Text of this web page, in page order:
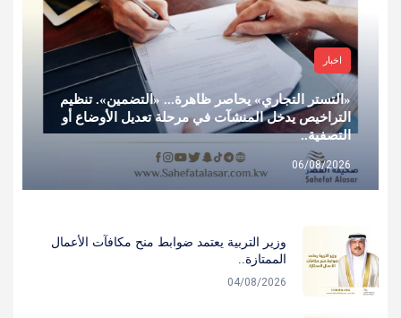
اخبار
«التستر التجاري» يحاصر ظاهرة... «التضمين». تنظيم
التراخيص يدخل المنشآت في مرحلة تعديل الأوضاع أو
التصفية..
06/08/2026
وزير التربية يعتمد ضوابط منح مكافآت الأعمال
الممتازة..
04/08/2026